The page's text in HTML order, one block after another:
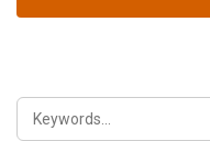
SEARCH
FOR: